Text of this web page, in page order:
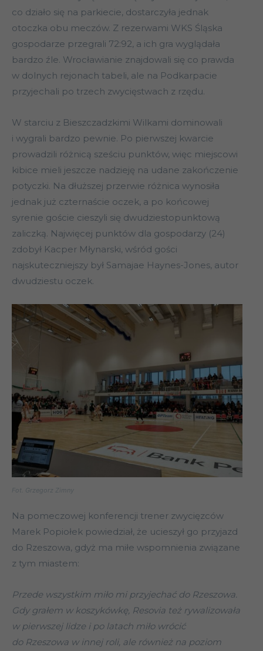
co działo się na parkiecie, dostarczyła jednak
otoczka obu meczów. Z rezerwami WKS Śląska
gospodarze przegrali 72:92, a ich gra wyglądała
bardzo źle. Wrocławianie znajdowali się co prawda
w dolnych rejonach tabeli, ale na Podkarpacie
przyjechali po trzech zwycięstwach z rzędu.
W starciu z Bieszczadzkimi Wilkami dominowali
i wygrali bardzo pewnie. Po pierwszej kwarcie
prowadzili różnicą sześciu punktów, więc miejscowi
kibice mieli jeszcze nadzieję na udane zakończenie
potyczki. Na dłuższej przerwie różnica wynosiła
jednak już czternaście oczek, a po końcowej
syrenie goście cieszyli się dwudziestopunktową
zaliczką. Najwięcej punktów dla gospodarzy (24)
zdobył Kacper Młynarski, wśród gości
najskuteczniejszy był Samajae Haynes-Jones, autor
dwudziestu oczek.
Fot. Grzegorz Zimny
Na pomeczowej konferencji trener zwycięzców
Marek Popiołek powiedział, że ucieszył go przyjazd
do Rzeszowa, gdyż ma miłe wspomnienia związane
z tym miastem:
Przede wszystkim miło mi przyjechać do Rzeszowa.
Gdy grałem w koszykówkę, Resovia też rywalizowała
w pierwszej lidze i po latach miło wrócić
do Rzeszowa w innej roli, ale również na poziom